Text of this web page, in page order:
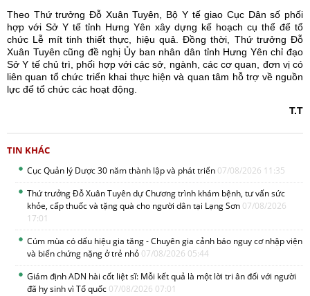
Theo Thứ trưởng Đỗ Xuân Tuyên, Bộ Y tế giao Cục Dân số phối
hợp với Sở Y tế tỉnh Hưng Yên xây dựng kế hoạch cụ thể để tổ
chức Lễ mít tinh thiết thực, hiệu quả. Đồng thời, Thứ trưởng Đỗ
Xuân Tuyên cũng đề nghị Ủy ban nhân dân tỉnh Hưng Yên chỉ đạo
Sở Y tế chủ trì, phối hợp với các sở, ngành, các cơ quan, đơn vị có
liên quan tổ chức triển khai thực hiện và quan tâm hỗ trợ về nguồn
lực để tổ chức các hoạt động.
T.T
TIN KHÁC
Cục Quản lý Dược 30 năm thành lập và phát triển 07/08/2026 11:35
Thứ trưởng Đỗ Xuân Tuyên dự Chương trình khám bệnh, tư vấn sức
khỏe, cấp thuốc và tặng quà cho người dân tại Lạng Sơn 07/08/2026
17:01
Cúm mùa có dấu hiệu gia tăng - Chuyên gia cảnh báo nguy cơ nhập viện
và biến chứng nặng ở trẻ nhỏ 07/08/2026 05:44
Giám định ADN hài cốt liệt sĩ: Mỗi kết quả là một lời tri ân đối với người
đã hy sinh vì Tổ quốc 07/08/2026 07:01